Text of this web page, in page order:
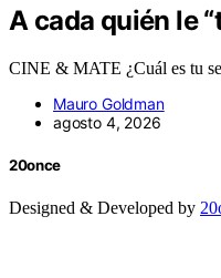
A cada quién le
CINE & MATE ¿Cuál es tu
Mauro Goldman
agosto 4, 2026
20once
Designed & Developed by